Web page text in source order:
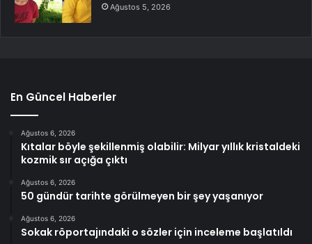
Ağustos 5, 2026
En Güncel Haberler
Ağustos 6, 2026
Kıtalar böyle şekillenmiş olabilir: Milyar yıllık kristaldeki
kozmik sır açığa çıktı
Ağustos 6, 2026
50 gündür tarihte görülmeyen bir şey yaşanıyor
Ağustos 6, 2026
Sokak röportajındaki o sözler için inceleme başlatıldı